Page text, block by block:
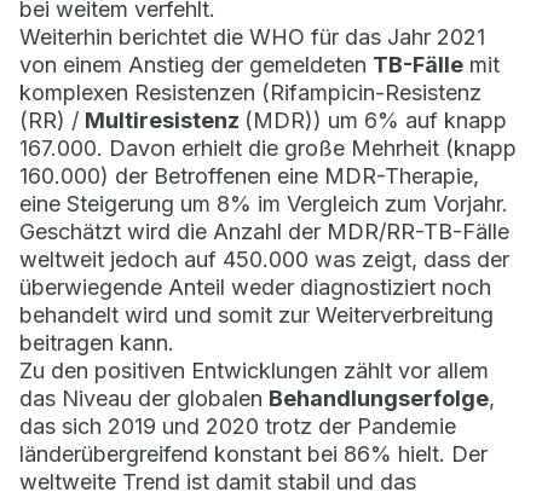
bei weitem verfehlt.
Weiterhin berichtet die WHO für das Jahr 2021
von einem Anstieg der gemeldeten TB-Fälle mit
komplexen Resistenzen (Rifampicin-Resistenz
(RR) / Multiresistenz (MDR)) um 6% auf knapp
167.000. Davon erhielt die große Mehrheit (knapp
160.000) der Betroffenen eine MDR-Therapie,
eine Steigerung um 8% im Vergleich zum Vorjahr.
Geschätzt wird die Anzahl der MDR/RR-TB-Fälle
weltweit jedoch auf 450.000 was zeigt, dass der
überwiegende Anteil weder diagnostiziert noch
behandelt wird und somit zur Weiterverbreitung
beitragen kann.
Zu den positiven Entwicklungen zählt vor allem
das Niveau der globalen Behandlungserfolge,
das sich 2019 und 2020 trotz der Pandemie
länderübergreifend konstant bei 86% hielt. Der
weltweite Trend ist damit stabil und das